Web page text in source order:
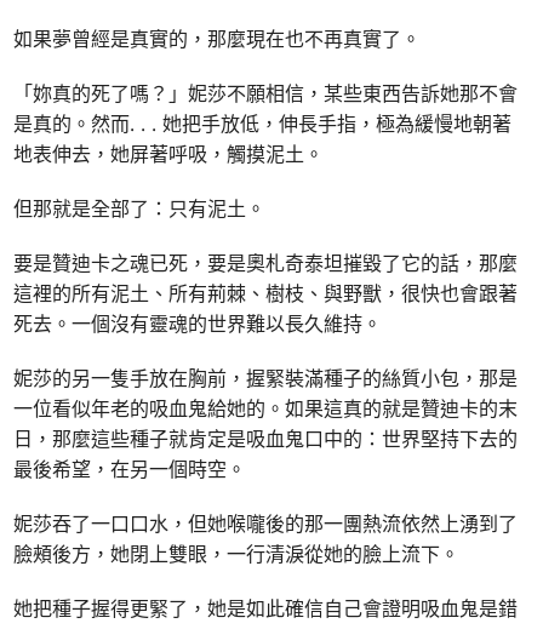
如果夢曾經是真實的，那麼現在也不再真實了。
「妳真的死了嗎？」妮莎不願相信，某些東西告訴她那不會
是真的。然而. . . 她把手放低，伸長手指，極為緩慢地朝著
地表伸去，她屏著呼吸，觸摸泥土。
但那就是全部了：只有泥土。
要是贊迪卡之魂已死，要是奧札奇泰坦摧毀了它的話，那麼
這裡的所有泥土、所有荊棘、樹枝、與野獸，很快也會跟著
死去。一個沒有靈魂的世界難以長久維持。
妮莎的另一隻手放在胸前，握緊裝滿種子的絲質小包，那是
一位看似年老的吸血鬼給她的。如果這真的就是贊迪卡的末
日，那麼這些種子就肯定是吸血鬼口中的：世界堅持下去的
最後希望，在另一個時空。
妮莎吞了一口口水，但她喉嚨後的那一團熱流依然上湧到了
臉頰後方，她閉上雙眼，一行清淚從她的臉上流下。
她把種子握得更緊了，她是如此確信自己會證明吸血鬼是錯